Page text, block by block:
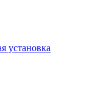
установка